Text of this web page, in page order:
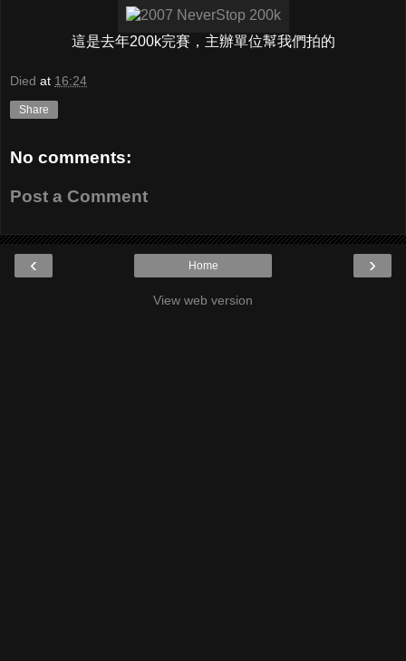
這是去年200k完賽，主辦單位幫我們拍的
Died at 16:24
Share
No comments:
Post a Comment
‹ ›
Home
View web version